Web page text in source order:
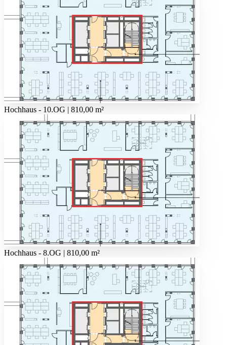
Hochhaus - 10.OG | 810,00 m²
Hochhaus - 8.OG | 810,00 m²